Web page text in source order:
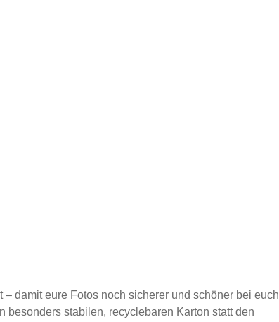
damit eure Fotos noch sicherer und schöner bei euch
stabilen, recyclebaren Karton statt den